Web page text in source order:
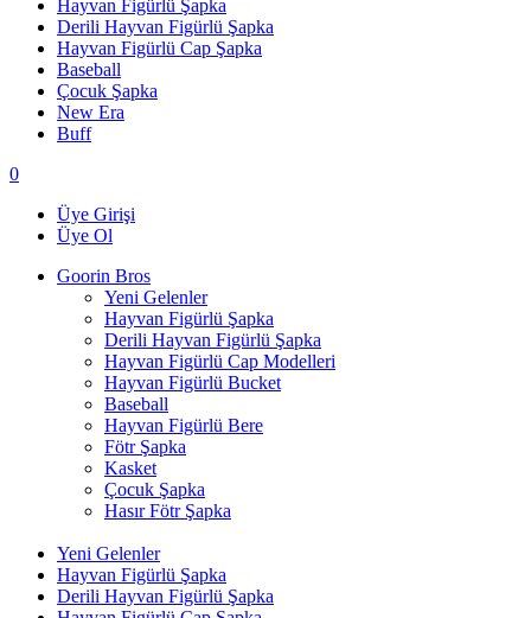
Hayvan Figürlü Şapka
Derili Hayvan Figürlü Şapka
Hayvan Figürlü Cap Şapka
Baseball
Çocuk Şapka
New Era
Buff
0
Üye Girişi
Üye Ol
Goorin Bros
Yeni Gelenler
Hayvan Figürlü Şapka
Derili Hayvan Figürlü Şapka
Hayvan Figürlü Cap Modelleri
Hayvan Figürlü Bucket
Baseball
Hayvan Figürlü Bere
Fötr Şapka
Kasket
Çocuk Şapka
Hasır Fötr Şapka
Yeni Gelenler
Hayvan Figürlü Şapka
Derili Hayvan Figürlü Şapka